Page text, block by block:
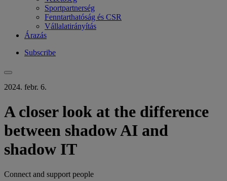
Sportpartnerség
Fenntarthatóság és CSR
Vállalatirányítás
Árazás
Subscribe
2024. febr. 6.
A closer look at the difference
between shadow AI and
shadow IT
Connect and support people